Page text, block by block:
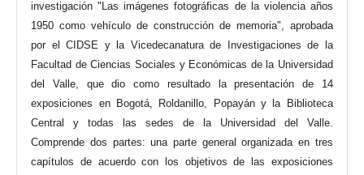
investigación "Las imágenes fotográficas de la violencia años
1950 como vehículo de construcción de memoria", aprobada
por el CIDSE y la Vicedecanatura de Investigaciones de la
Facultad de Ciencias Sociales y Económicas de la Universidad
del Valle, que dio como resultado la presentación de 14
exposiciones en Bogotá, Roldanillo, Popayán y la Biblioteca
Central y todas las sedes de la Universidad del Valle.
Comprende dos partes: una parte general organizada en tres
capítulos de acuerdo con los objetivos de las exposiciones